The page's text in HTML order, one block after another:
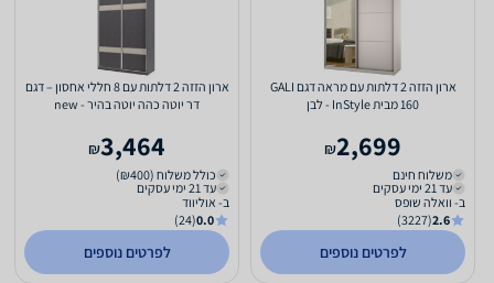
ארון הזזה 2 דלתות עם מראה דגם GALI
160 מבית InStyle - לבן
2,699
₪
משלוח חינם
עד 21 ימי עסקים
ב- וואלה שופס
2.6
(3227)
לפרטים נוספים
ארון הזזה 2 דלתות עם 8 חללי אחסון – דגם
דר יוטה כהה יוטה בהיר - new
3,464
₪
כולל משלוח (₪400)
עד 21 ימי עסקים
ב- אוליווד
0.0
(24)
לפרטים נוספים